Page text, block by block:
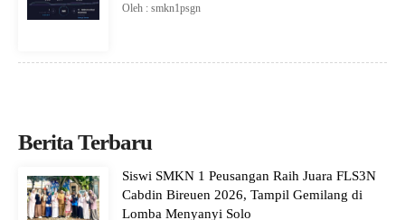
Oleh : smkn1psgn
Berita Terbaru
Siswi SMKN 1 Peusangan Raih Juara FLS3N
Cabdin Bireuen 2026, Tampil Gemilang di
Lomba Menyanyi Solo